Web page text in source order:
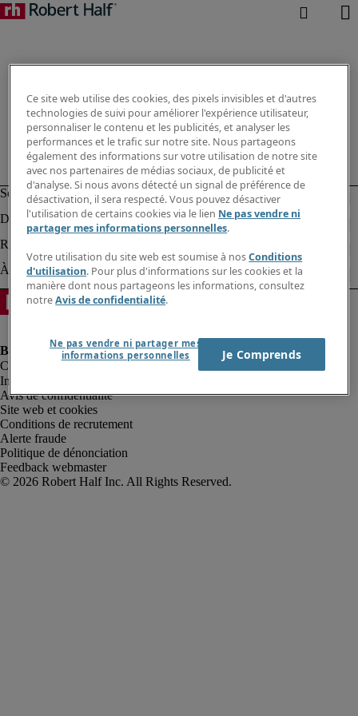
Informations sur la société
Avis de confidentialité
Site web et cookies
Conditions de recrutement
Alerte fraude
Politique de dénonciation
Feedback webmaster
Ce site web utilise des cookies, des pixels invisibles et d'autres
technologies de suivi pour améliorer l'expérience utilisateur,
personnaliser le contenu et les publicités, et analyser les
performances et le trafic sur notre site. Nous partageons
également des informations sur votre utilisation de notre site
avec nos partenaires de médias sociaux, de publicité et
d'analyse. Si nous avons détecté un signal de préférence de
désactivation, il sera respecté. Vous pouvez désactiver
l'utilisation de certains cookies via le lien Ne pas vendre ni
partager mes informations personnelles.
Votre utilisation du site web est soumise à nosConditions
d'utilisation. Pour plus d'informations sur les cookies et la
manière dont nous partageons les informations, consultez
notreAvis de confidentialité.
Ne pas vendre ni partager mes
informations personnelles
Je Comprends